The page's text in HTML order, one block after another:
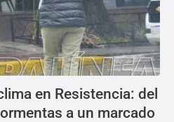
en Resistencia: del
a un marcado